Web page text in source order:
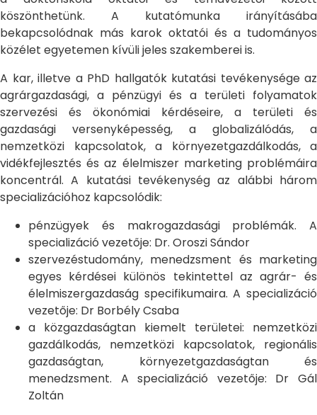
köszönthetünk. A kutatómunka irányításába
bekapcsolódnak más karok oktatói és a tudományos
közélet egyetemen kívüli jeles szakemberei is.
A kar, illetve a PhD hallgatók kutatási tevékenysége az
agrárgazdasági, a pénzügyi és a területi folyamatok
szervezési és ökonómiai kérdéseire, a területi és
gazdasági versenyképesség, a globalizálódás, a
nemzetközi kapcsolatok, a környezetgazdálkodás, a
vidékfejlesztés és az élelmiszer marketing problémáira
koncentrál. A kutatási tevékenység az alábbi három
specializációhoz kapcsolódik:
pénzügyek és makrogazdasági problémák. A
specializáció vezetője: Dr. Oroszi Sándor
szervezéstudomány, menedzsment és marketing
egyes kérdései különös tekintettel az agrár- és
élelmiszergazdaság specifikumaira. A specializáció
vezetője: Dr Borbély Csaba
a közgazdaságtan kiemelt területei: nemzetközi
gazdálkodás, nemzetközi kapcsolatok, regionális
gazdaságtan, környezetgazdaságtan és
menedzsment. A specializáció vezetője: Dr Gál
Zoltán